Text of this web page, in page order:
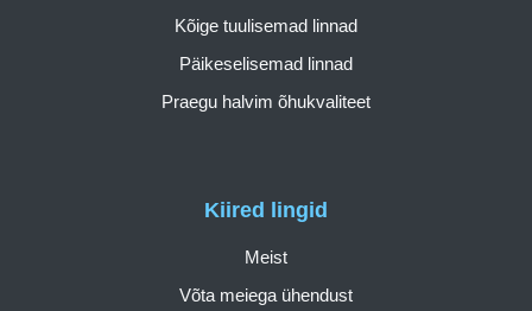
Kiired lingid
Meist
Võta meiega ühendust
Kõige tuulisemad linnad
Päikeselisemad linnad
Praegu halvim õhukvaliteet